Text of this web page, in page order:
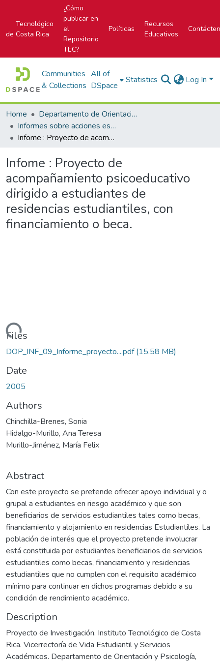
Tecnológico
de Costa Rica
¿Cómo
publicar en
el
Repositorio
TEC?
Políticas
Recursos
Educativos
Communities
& Collections
All of
DSpace
Statistics Log In
Home
Departamento de Orientación y Psicología
Informes sobre acciones específicas del DOP
Infome : Proyecto de acompañamiento psicoeducativo dirigido a estudiantes de residencias estudiantiles, con financiamiento o beca.
Infome : Proyecto de
acompañamiento psicoeducativo
dirigido a estudiantes de
residencias estudiantiles, con
financiamiento o beca.
Files
DOP_INF_09_Informe_proyecto....pdf(15.58 MB)
Date
2005
Authors
Chinchilla-Brenes, Sonia
Hidalgo-Murillo, Ana Teresa
Murillo-Jiménez, María Felix
Abstract
Con este proyecto se pretende ofrecer apoyo individual y o
grupal a estudiantes en riesgo académico y que son
beneficiarios de servicios estudiantiles tales como becas,
financiamiento y alojamiento en residencias Estudiantiles. La
población de interés que el proyecto pretende involucrar
está constituida por estudiantes beneficiarios de servicios
estudiantiles como becas, financiamiento y residencias
estudiantiles que no cumplen con el requisito académico
mínimo para continuar en dichos programas debido a su
condición de rendimiento académico.
Description
Proyecto de Investigación. Instituto Tecnológico de Costa
Rica. Vicerrectoría de Vida Estudiantil y Servicios
Académicos. Departamento de Orientación y Psicología,